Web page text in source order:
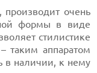
очень
формы в виде
стилистике
таким аппаратом
в наличии, к нему